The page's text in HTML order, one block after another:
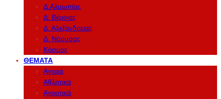
Δ.Αλμωπίας
Δ. Βέροιας
Δ. Αλεξάνδρειας
Δ. Νάουσας
Κόσμος
ΘΈΜΑΤΑ
Αγορά
Αθλητικά
Αγροτικά